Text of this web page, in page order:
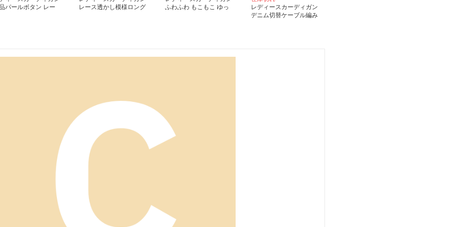
パールボタン レー
レース透かし模様ロング
ふわふわ もこもこ ゆっ
レディースカーディガン
デニム切替ケーブル編み